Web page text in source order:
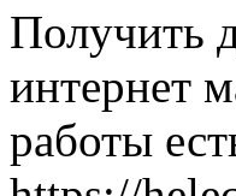
Получить
интернет
работы